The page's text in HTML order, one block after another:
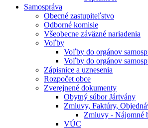
Samospráva
Obecné zastupiteľstvo
Odborné komisie
Všeobecne záväzné nariadenia
Voľby
Voľby do orgánov
Voľby do orgánov
Zápisnice a uznesenia
Rozpočet obce
Zverejnené dokumenty
Obytný súbor Jártvány
Zmluvy, Faktúry,
Zmluvy - Nájomné
VÚC